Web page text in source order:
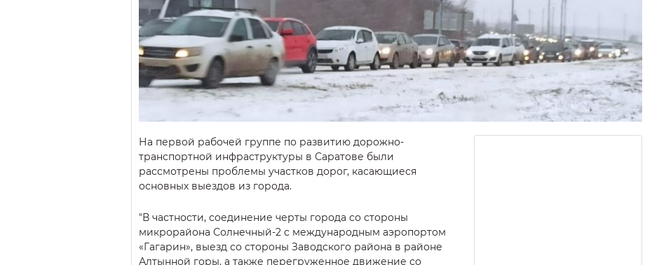
На первой рабочей группе по развитию дорожно-
транспортной инфраструктуры в Саратове были
рассмотрены проблемы участков дорог, касающиеся
основных выездов из города.
"В частности, соединение черты города со стороны
микрорайона Солнечный-2 с международным аэропортом
«Гагарин», выезд со стороны Заводского района в районе
Алтынной горы, а также перегруженное движение со